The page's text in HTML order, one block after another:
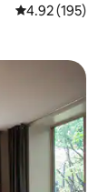
レビュー195
4.92 (195)